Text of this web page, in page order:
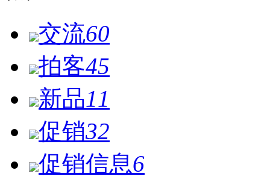
交流60
拍客45
新品11
促销32
促销信息6